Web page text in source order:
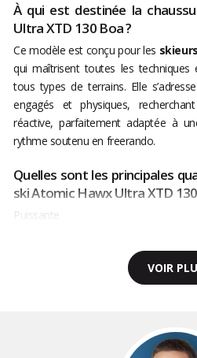
À qui est destinée la
Ultra XTD 130 Boa ?
Ce modèle est conçu pour les
qui maîtrisent toutes les techniques
tous types de terrains. Elle
engagés et physiques,
réactive, parfaitement adaptée à
rythme soutenu en freerando.
Quelles sont les principales
ski Atomic Hawx Ultra XTD
Puissante
VOIR